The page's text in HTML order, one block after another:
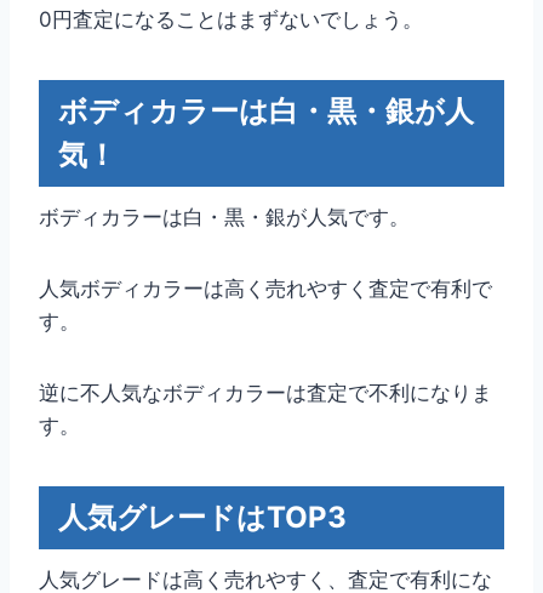
0円査定になることはまずないでしょう。
ボディカラーは白・黒・銀が人
気！
ボディカラーは白・黒・銀が人気です。
人気ボディカラーは高く売れやすく査定で有利で
す。
逆に不人気なボディカラーは査定で不利になりま
す。
人気グレードはTOP3
人気グレードは高く売れやすく、査定で有利にな